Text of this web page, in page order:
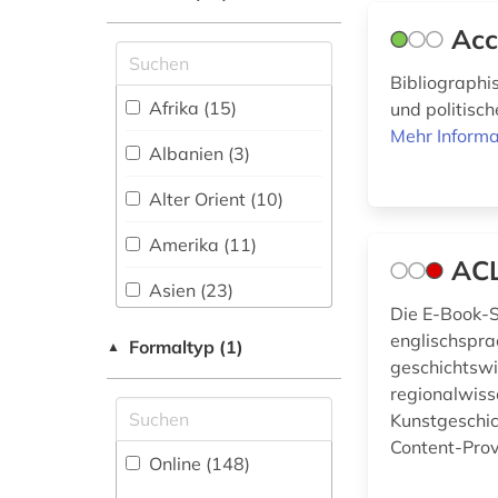
Medizin (31)
Militärwissenschaft
Mittelalterstudien
(3)
Musikwissenschaft
(47)
Natur- und
Orient- und
(18)
Pädagogik (58)
altes buch (7)
altfinnisch (1)
altspanisch (1)
altsächsisch (1)
alttürkisch (2)
Shibboleth
Zugriff vor Ort
Afrika (15)
Albanien (3)
Alter Orient (10)
Amerika (11)
Asien (23)
(4)
Baltikum (1)
Bayern (2)
▲ Formaltyp (1)
Online (148)
und
Mehr
Die E-Book-
Content-